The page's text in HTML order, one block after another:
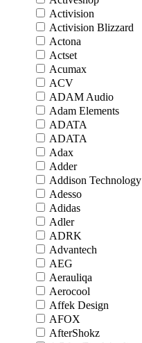
Activision
Activision Blizzard
Actona
Actset
Acumax
ACV
ADAM Audio
Adam Elements
ADATA
ADATA
Adax
Adder
Addison Technology
Adesso
Adidas
Adler
ADRK
Advantech
AEG
Aerauliqa
Aerocool
Affek Design
AFOX
AfterShokz